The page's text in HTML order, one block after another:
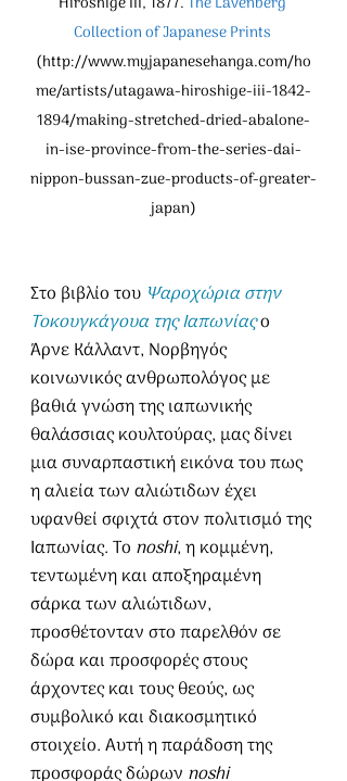
Collection of Japanese Prints
(http://www.myjapanesehanga.com/ho
me/artists/utagawa-hiroshige-iii-1842-
1894/making-stretched-dried-abalone-
in-ise-province-from-the-series-dai-
nippon-bussan-zue-products-of-greater-
japan)
Στο βιβλίο του Ψαροχώρια στην
Τοκουγκάγουα της Ιαπωνίας ο
Άρνε Κάλλαντ, Νορβηγός
κοινωνικός ανθρωπολόγος με
βαθιά γνώση της ιαπωνικής
θαλάσσιας κουλτούρας, μας δίνει
μια συναρπαστική εικόνα του πως
η αλιεία των αλιώτιδων έχει
υφανθεί σφιχτά στον πολιτισμό της
Ιαπωνίας. Το noshi, η κομμένη,
τεντωμένη και αποξηραμένη
σάρκα των αλιώτιδων,
προσθέτονταν στο παρελθόν σε
δώρα και προσφορές στους
άρχοντες και τους θεούς, ως
συμβολικό και διακοσμητικό
στοιχείο. Αυτή η παράδοση της
προσφοράς δώρων noshi